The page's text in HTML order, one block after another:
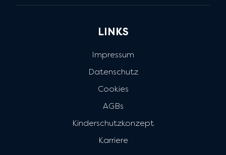
LINKS
Impressum
Datenschutz
Cookies
AGBs
Kinderschutzkonzept
Karriere